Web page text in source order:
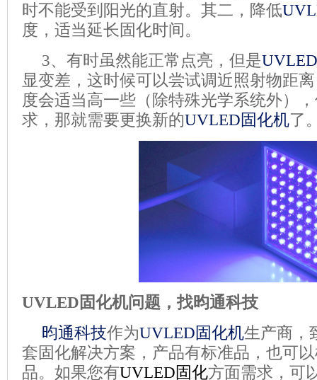
时不能受到阳光的直射。其二，降低
度，适当延长固化时间。
3、有时虽然能正常点亮，但是UVLED
显变差，这时候可以尝试调近照射物距
度会适当高一些（除特殊光学系统外）
求，那就需要更换新的UVLED固化机了
UVLED 固化机问题，找昀通科技
昀通科技作为UVLED固化机生产商，
套固化解决方案，产品有标准品，也可
品。如果您有UVLED固化方面需求，可